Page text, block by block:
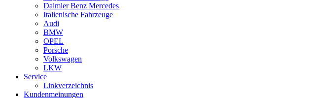
Daimler Benz Mercedes
Italienische Fahrzeuge
Audi
BMW
OPEL
Porsche
Volkswagen
LKW
Service
Linkverzeichnis
Kundenmeinungen